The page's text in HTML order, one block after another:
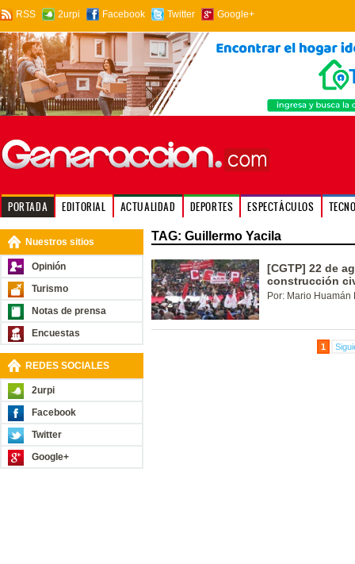
RSS 2urpi Facebook Twitter Google+
PORTADA EDITORIAL ACTUALIDAD DEPORTES ESPECTÁCULOS
Nuestros sitios
Opinión
Turismo
Notas de prensa
Encuestas
REDES SOCIALES
2urpi
Facebook
Twitter
Google+
TAG: Guillermo Yacila
[CGTP] 22 de
construcción
Por: Mario Huamán
1